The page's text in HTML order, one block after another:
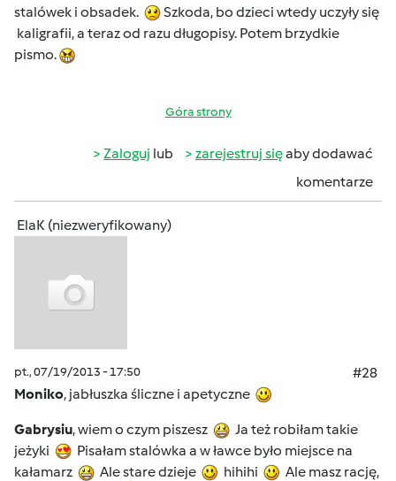
stalówek i obsadek.
Szkoda, bo dzieci wtedy uczyły się
kaligrafii, a teraz od razu długopisy. Potem brzydkie
pismo.
Góra strony
Zaloguj lub zarejestruj sięaby dodawać
komentarze
ElaK (niezweryfikowany)
pt., 07/19/2013 - 17:50
#28
Moniko, jabłuszka śliczne i apetyczne
Gabrysiu, wiem o czym piszesz
Ja też robiłam takie
jeżyki
Pisałam stalówka a w ławce było miejsce na
kałamarz
Ale stare dzieje hihihi
Ale masz rację,